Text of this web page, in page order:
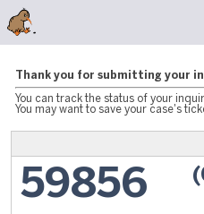
Thank you for submitting your
You can track the status of your
You may want to save your case's
59856